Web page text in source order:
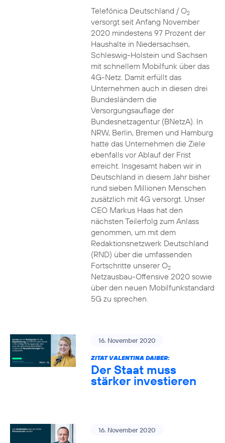
Telefónica Deutschland / O2
versorgt seit Anfang November
2020 mindestens 97 Prozent der
Haushalte in Niedersachsen,
Schleswig-Holstein und Sachsen
mit schnellem Mobilfunk über das
4G-Netz. Damit erfüllt das
Unternehmen auch in diesen drei
Bundesländern die
Versorgungsauflage der
Bundesnetzagentur (BNetzA). In
NRW, Berlin, Bremen und Hamburg
hatte das Unternehmen die Ziele
ebenfalls vor Ablauf der Frist
erreicht. Insgesamt haben wir in
Deutschland in diesem Jahr bisher
rund sieben Millionen Menschen
zusätzlich mit 4G versorgt. Unser
CEO Markus Haas hat den
nächsten Teilerfolg zum Anlass
genommen, um mit dem
Redaktionsnetzwerk Deutschland
(RND) über die umfassenden
Fortschritte unserer O2
Netzausbau-Offensive 2020 sowie
über den neuen Mobilfunkstandard
5G zu sprechen.
16. November 2020
ZITAT VALENTINA DAIBER:
Der Staat muss
stärker investieren
16. November 2020